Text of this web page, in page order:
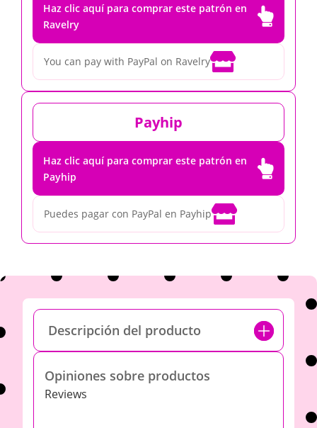
Haz clic aquí para comprar este patrón en
Ravelry

You can pay with PayPal on Ravelry
Payhip
Haz clic aquí para comprar este patrón en
Payhip

Puedes pagar con PayPal en Payhip
Descripción del producto
Opiniones sobre productos
Reviews